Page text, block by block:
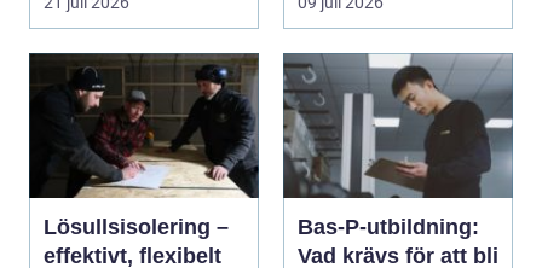
Lösullsisolering –
effektivt, flexibelt
Bas-P-utbildning:
Vad krävs för att bli